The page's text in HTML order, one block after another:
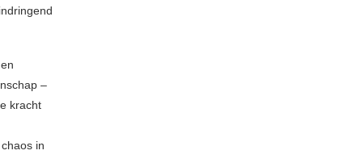
–
kracht
in